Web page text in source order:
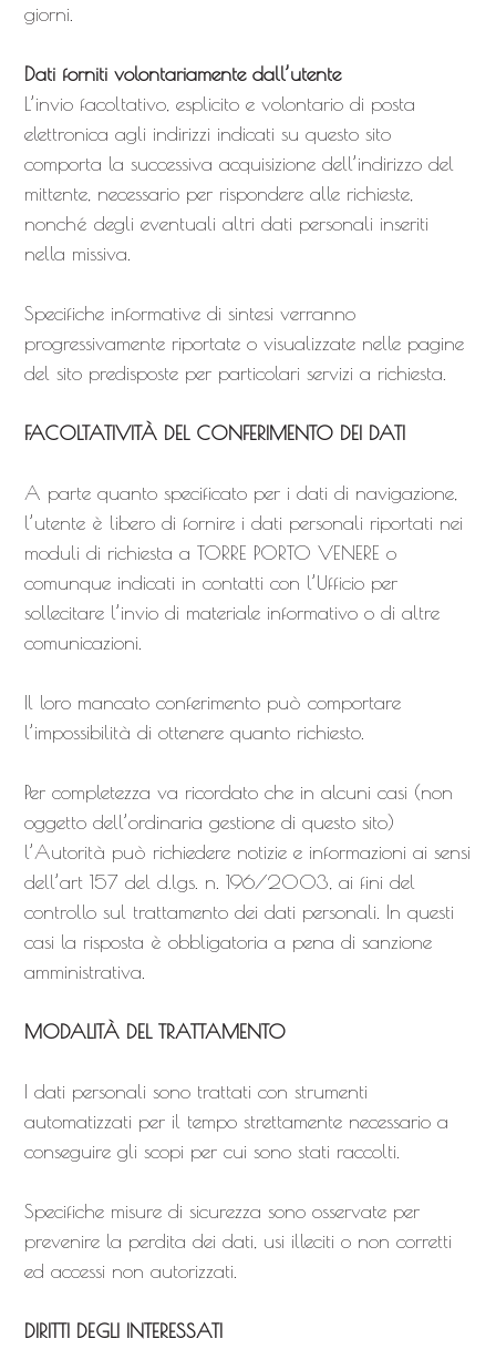
giorni.
Dati forniti volontariamente dall’utente
L’invio facoltativo, esplicito e volontario di posta
elettronica agli indirizzi indicati su questo sito
comporta la successiva acquisizione dell’indirizzo del
mittente, necessario per rispondere alle richieste,
nonché degli eventuali altri dati personali inseriti
nella missiva.
Specifiche informative di sintesi verranno
progressivamente riportate o visualizzate nelle pagine
del sito predisposte per particolari servizi a richiesta.
FACOLTATIVITÀ DEL CONFERIMENTO DEI DATI
A parte quanto specificato per i dati di navigazione,
l’utente è libero di fornire i dati personali riportati nei
moduli di richiesta a TORRE PORTO VENERE o
comunque indicati in contatti con l’Ufficio per
sollecitare l’invio di materiale informativo o di altre
comunicazioni.
Il loro mancato conferimento può comportare
l’impossibilità di ottenere quanto richiesto.
Per completezza va ricordato che in alcuni casi (non
oggetto dell’ordinaria gestione di questo sito)
l’Autorità può richiedere notizie e informazioni ai sensi
dell’art 157 del d.lgs. n. 196/2003, ai fini del
controllo sul trattamento dei dati personali. In questi
casi la risposta è obbligatoria a pena di sanzione
amministrativa.
MODALITÀ DEL TRATTAMENTO
I dati personali sono trattati con strumenti
automatizzati per il tempo strettamente necessario a
conseguire gli scopi per cui sono stati raccolti.
Specifiche misure di sicurezza sono osservate per
prevenire la perdita dei dati, usi illeciti o non corretti
ed accessi non autorizzati.
DIRITTI DEGLI INTERESSATI